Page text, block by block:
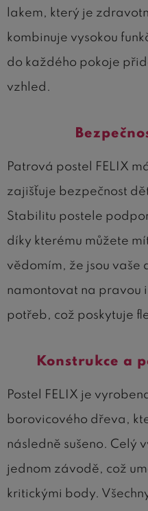
lakem, který je
kombinuje vysokou
do každého pokoje
vzhled.
Patrová postel FELIX
zajišťuje bezpečnost
Stabilitu postele
díky kterému můžete
vědomím, že jsou vaše
namontovat na pravou
potřeb, což poskytuje
Konstrukce a
Postel FELIX je
borovicového dřeva,
následně sušeno. Celý
jednom závodě, což
kritickými body.